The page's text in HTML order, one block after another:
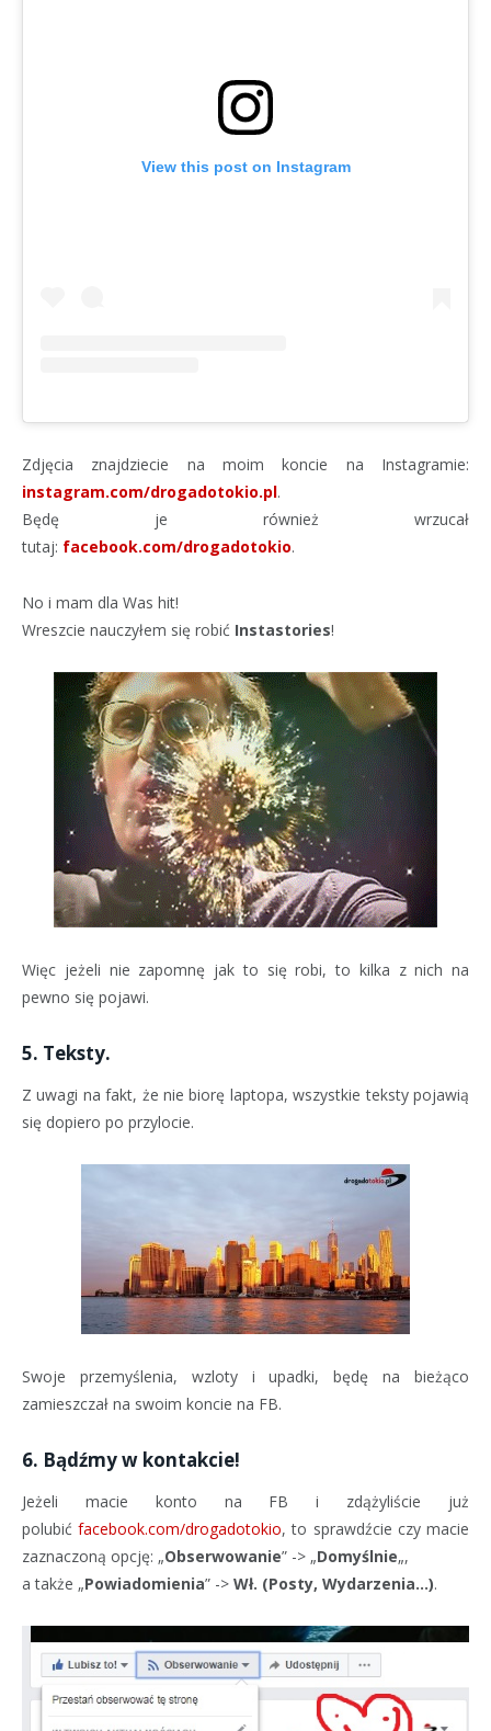
View this post on Instagram
Zdjęcia znajdziecie na moim koncie na Instagramie:
instagram.com/drogadotokio.pl.
Będę je również wrzucał
tutaj: facebook.com/drogadotokio.
No i mam dla Was hit!
Wreszcie nauczyłem się robić Instastories!
Więc jeżeli nie zapomnę jak to się robi, to kilka z nich na
pewno się pojawi.
5. Teksty.
Z uwagi na fakt, że nie biorę laptopa, wszystkie teksty pojawią
się dopiero po przylocie.
Swoje przemyślenia, wzloty i upadki, będę na bieżąco
zamieszczał na swoim koncie na FB.
6. Bądźmy w kontakcie!
Jeżeli macie konto na FB i zdążyliście już
polubićfacebook.com/drogadotokio, to sprawdźcie czy macie
zaznaczoną opcję: „Obserwowanie” -> „Domyślnie„,
a także „Powiadomienia” -> Wł. (Posty, Wydarzenia…).